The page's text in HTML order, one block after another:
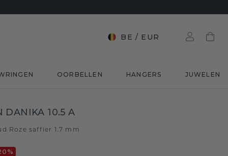
BE / EUR
OORBELLEN HANGERS JUWELEN
DANIKA 10.5 A
Roze saffier 1.7 mm
%